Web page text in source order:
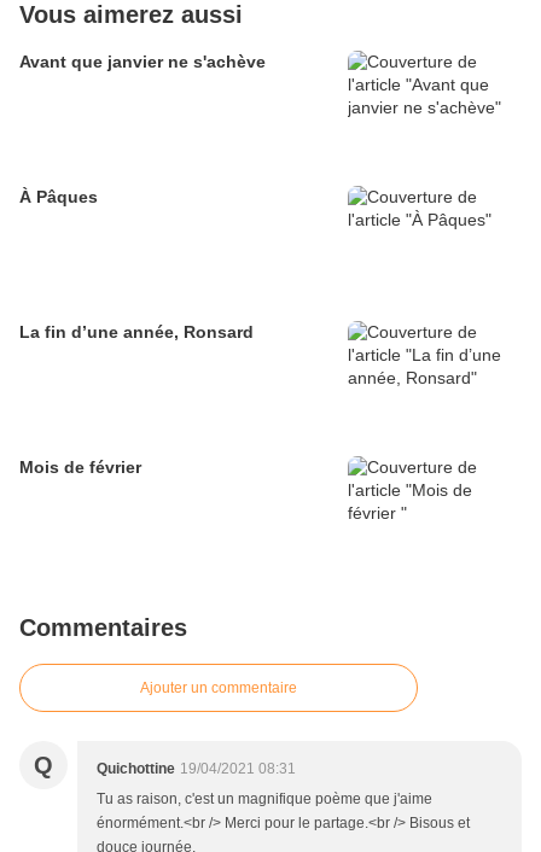
Vous aimerez aussi
Avant que janvier ne s'achève
À Pâques
La fin d’une année, Ronsard
Mois de février
Commentaires
Ajouter un commentaire
Q Quichottine 19/04/2021 08:31
Tu as raison, c'est un magnifique poème que j'aime
énormément.<br /> Merci pour le partage.<br /> Bisous et
douce journée.